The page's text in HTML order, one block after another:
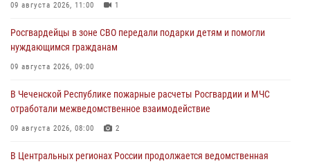
09 августа 2026, 11:00 1
Росгвардейцы в зоне СВО передали подарки детям и помогли
нуждающимся гражданам
09 августа 2026, 09:00
В Чеченской Республике пожарные расчеты Росгвардии и МЧС
отработали межведомственное взаимодействие
09 августа 2026, 08:00 2
В Центральных регионах России продолжается ведомственная